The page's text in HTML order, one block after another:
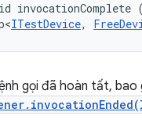
invocationComplete (
ITestDevice,
gọi đã hoàn tất,